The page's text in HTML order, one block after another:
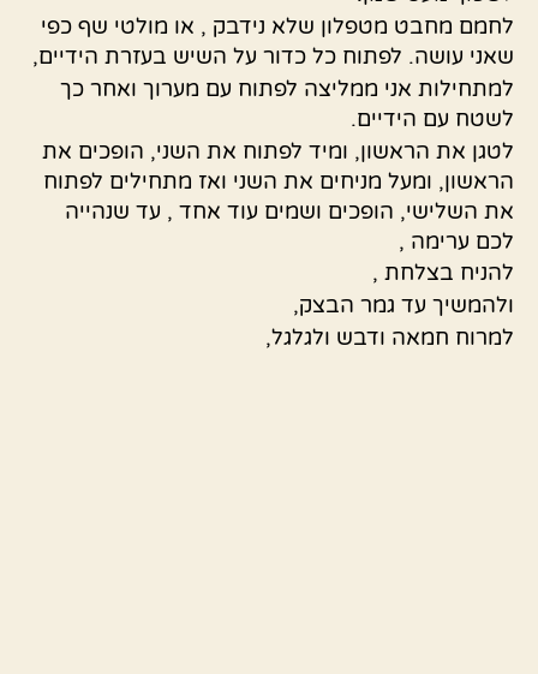
לחמם מחבט מטפלון שלא נידבק , או מולטי שף כפי
שאני עושה. לפתוח כל כדור על השיש בעזרת הידיים,
למתחילות אני ממליצה לפתוח עם מערוך ואחר כך
לשטח עם הידיים.
לטגן את הראשון, ומיד לפתוח את השני, הופכים את
הראשון, ומעל מניחים את השני ואז מתחילים לפתוח
את השלישי, הופכים ושמים עוד אחד , עד שנהייה
לכם ערימה ,
להניח בצלחת ,
ולהמשיך עד גמר הבצק,
למרוח חמאה ודבש ולגלגל,